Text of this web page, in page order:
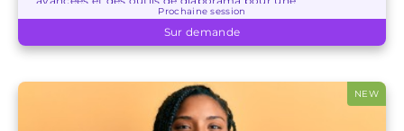
présentation plus dynamique et captivante.
Prochaine session
Sur demande
NEW